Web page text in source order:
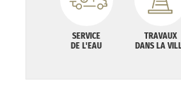
SERVICE
DE L'EAU
TRAVAUX
DANS LA